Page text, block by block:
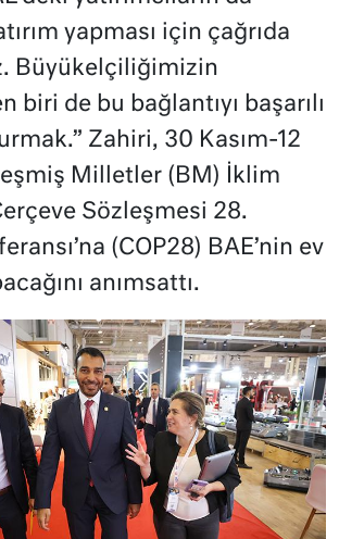
yapması için çağrıda
Büyükelçiliğimizin
biri de bu bağlantıyı başarılı
Zahiri, 30 Kasım-12
Milletler (BM) İklim
Sözleşmesi 28.
(COP28) BAE’nin ev
anımsattı.